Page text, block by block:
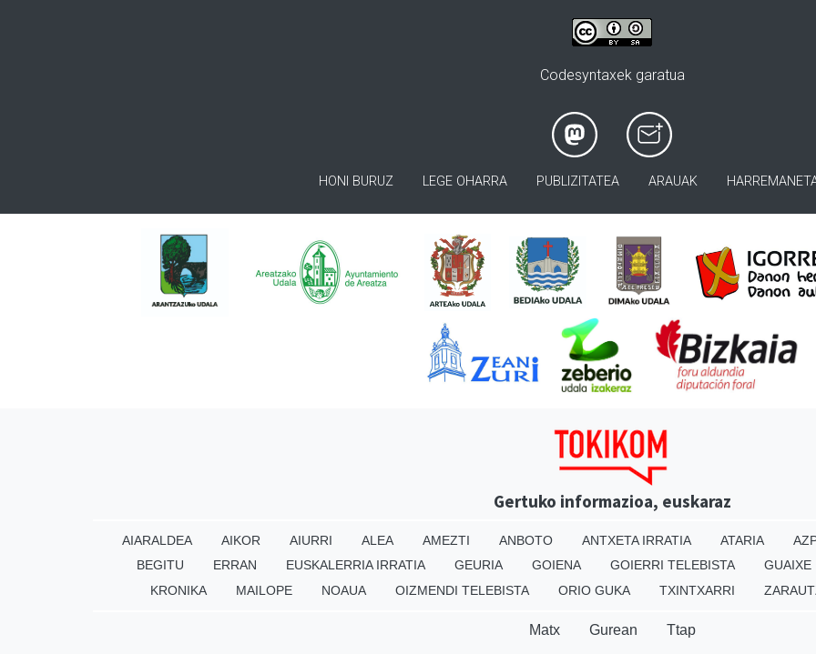
Codesyntaxek garatua
HONI BURUZ LEGE OHARRA PUBLIZITATEA ARAUAK
Gertuko informazioa, euskaraz
AIARALDEA AIKOR AIURRI ALEA AMEZTI ANBOTO ANTXETA IRRATIA ATARIA
BEGITU
ERRAN EUSKALERRIA IRRATIA GEURIA GOIENA GOIERRI TELEBISTA
GUAIXE
KRONIKA
MAILOPE NOAUA OIZMENDI TELEBISTA ORIO GUKA TXINTXARRI
Matx Gurean Ttap